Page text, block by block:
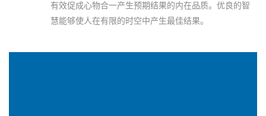
有效促成心物合一产生预期结果的内在品质。优良的智
慧能够使人在有限的时空中产生最佳结果。